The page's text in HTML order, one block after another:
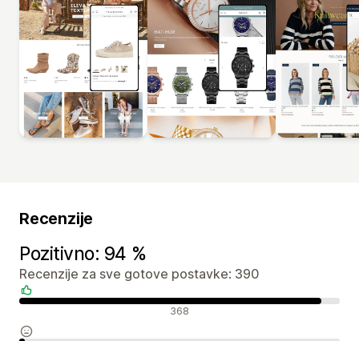
Recenzije
Pozitivno: 94 %
Recenzije za sve gotove postavke: 390
Pozitivne recenzije 368